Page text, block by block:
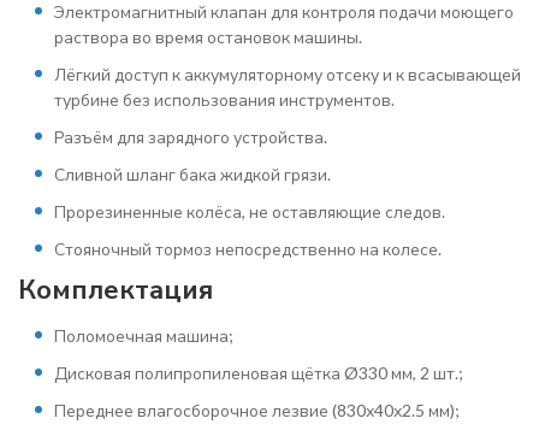
Электромагнитный клапан для контроля подачи моющего
раствора во время остановок машины.
Лёгкий доступ к аккумуляторному отсеку и к всасывающей
турбине без использования инструментов.
Разъём для зарядного устройства.
Сливной шланг бака жидкой грязи.
Прорезиненные колёса, не оставляющие следов.
Стояночный тормоз непосредственно на колесе.
Комплектация
Поломоечная машина;
Дисковая полипропиленовая щётка Ø330 мм, 2 шт.;
Переднее влагосборочное лезвие (830х40х2.5 мм);